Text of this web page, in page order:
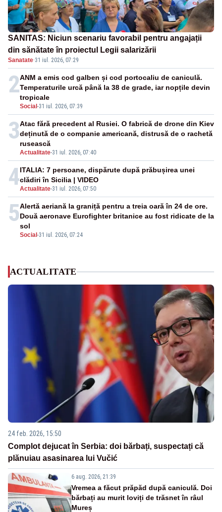
SANITAS: Niciun scenariu favorabil pentru angajații
din sănătate în proiectul Legii salarizării
Sanatate·31 iul. 2026, 07:29
2
Social -31 iul. 2026, 07:39
ANM a emis cod galben și cod portocaliu de caniculă.
Temperaturile urcă până la 38 de grade, iar nopțile devin
tropicale
3
Actualitate-31 iul. 2026, 07:40
Atac fără precedent al Rusiei. O fabrică de drone din Kiev
deținută de o companie americană, distrusă de o rachetă
rusească
4Actualitate-31 iul. 2026, 07:50
ITALIA: 7 persoane, dispărute după prăbușirea unei
clădiri în Sicilia | VIDEO
5
Social -31 iul. 2026, 07:24
Alertă aeriană la graniță pentru a treia oară în 24 de ore.
Două aeronave Eurofighter britanice au fost ridicate de la
sol
ACTUALITATE
24 feb. 2026, 15:50
Complot dejucat în Serbia: doi bărbați, suspectați că
plănuiau asasinarea lui Vučić
6 aug. 2026, 21:39
Vremea a făcut prăpăd după caniculă. Doi
bărbați au murit loviți de trăsnet în râul
Mureș